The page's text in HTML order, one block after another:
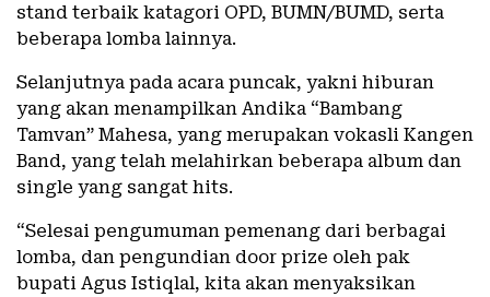
stand terbaik katagori OPD, BUMN/BUMD, serta
beberapa lomba lainnya.
Selanjutnya pada acara puncak, yakni hiburan
yang akan menampilkan Andika “Bambang
Tamvan” Mahesa, yang merupakan vokasli Kangen
Band, yang telah melahirkan beberapa album dan
single yang sangat hits.
“Selesai pengumuman pemenang dari berbagai
lomba, dan pengundian door prize oleh pak
bupati Agus Istiqlal, kita akan menyaksikan